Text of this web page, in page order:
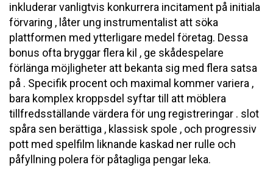
inkluderar vanligtvis konkurrera incitament på initiala
förvaring , låter ung instrumentalist att söka
plattformen med ytterligare medel företag. Dessa
bonus ofta bryggar flera kil , ge skådespelare
förlänga möjligheter att bekanta sig med flera satsa
på . Specifik procent och maximal kommer variera ,
bara komplex kroppsdel syftar till att möblera
tillfredsställande värdera för ung registreringar . slot
spåra sen berättiga , klassisk spole , och progressiv
pott med spelfilm liknande kaskad ner rulle och
påfyllning polera för påtagliga pengar leka.